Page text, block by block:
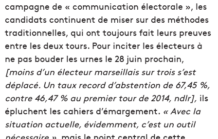
campagne de « communication électorale », les
candidats continuent de miser sur des méthodes
traditionnelles, qui ont toujours fait leurs preuves
entre les deux tours. Pour inciter les électeurs à
ne pas bouder les urnes le 28 juin prochain,
[moins d’un électeur marseillais sur trois s’est
déplacé. Un taux record d’abstention de 67,45 %,
contre 46,47 % au premier tour de 2014, ndlr], ils
épluchent les cahiers d’émargement. « Avec la
situation actuelle, évidemment, c’est un outil